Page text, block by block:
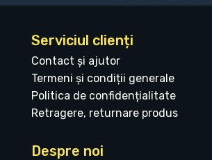
Serviciul clienți
Contact și ajutor
Termeni și condiții generale
Politica de confidențialitate
Retragere, returnare produs
Despre noi